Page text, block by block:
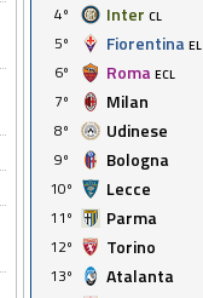
4º
Inter CL
5º
Fiorentina EL
6º
Roma ECL
7º
Milan
8º
Udinese
9º
Bologna
10º
Lecce
11º
Parma
12º
Torino
13º
Atalanta